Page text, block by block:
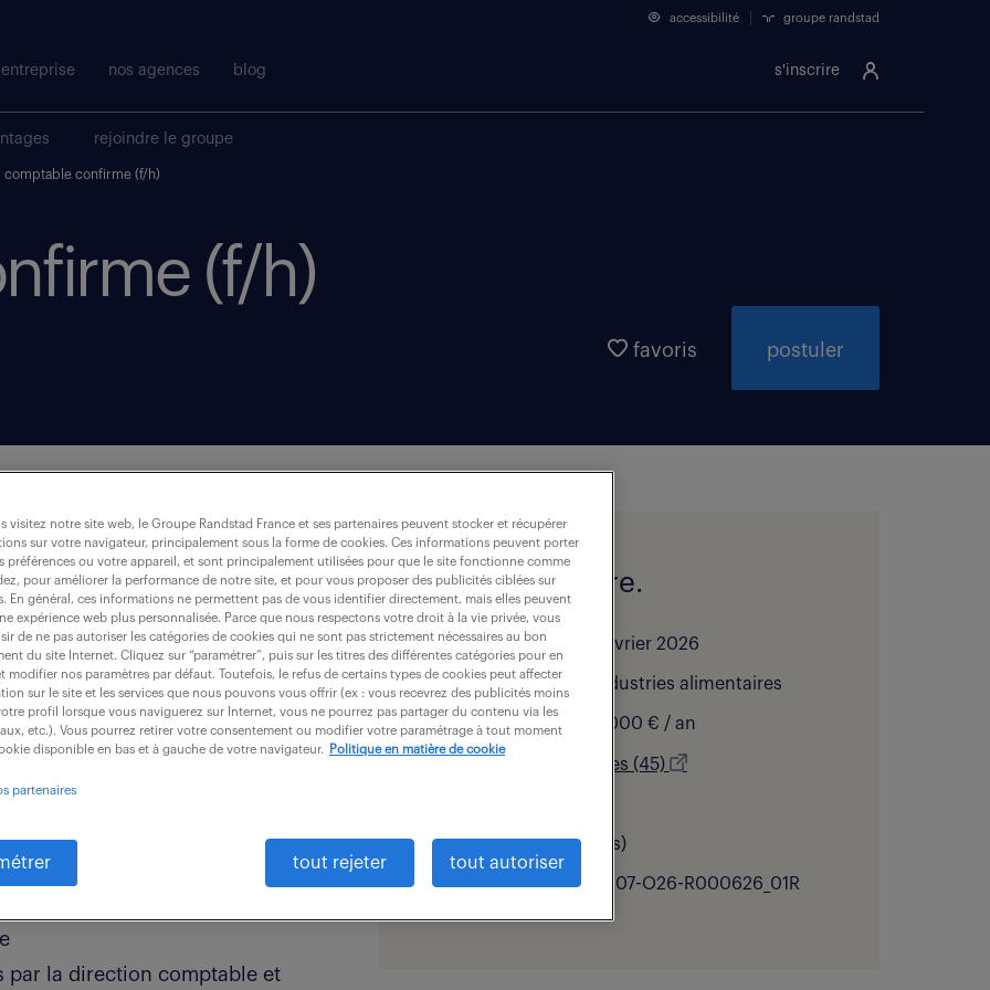
s'inscrire
accessibilité groupe randstad
entreprise nos agences blog
rejoindre le groupe
comptable confirme (f/h)
(f/h)
postuler
favoris
que Comptable (F/H) au sein
chargé(e) de gérer de manière
internes de
jusqu'aux écritures de clôture
comptable, incluant le bilan et
situations périodiques selon le
par la direction comptable et
détail de l'offre.
offre publiée le : 23 février 2026
secteur d’activité : Industries alimentaires
salaire : 35 000 - 40 000 € / an
Corbeilles (45)
expérience :5 année(s)
référence de l'offre : 307-O26-R000626_01R
visitez notre site web, le Groupe Randstad France et ses partenaires peuvent stocker et récupérer
sur votre navigateur, principalement sous la forme de cookies. Ces informations peuvent porter
préférences ou votre appareil, et sont principalement utilisées pour que le site fonctionne comme
pour améliorer la performance de notre site, et pour vous proposer des publicités ciblées sur
En général, ces informations ne permettent pas de vous identifier directement, mais elles peuvent
expérience web plus personnalisée. Parce que nous respectons votre droit à la vie privée, vous
de ne pas autoriser les catégories de cookies qui ne sont pas strictement nécessaires au bon
du site Internet. Cliquez sur “paramétrer”, puis sur les titres des différentes catégories pour en
modifier nos paramètres par défaut. Toutefois, le refus de certains types de cookies peut affecter
sur le site et les services que nous pouvons vous offrir (ex : vous recevrez des publicités moins
profil lorsque vous naviguerez sur Internet, vous ne pourrez pas partager du contenu via les
etc.). Vous pourrez retirer votre consentement ou modifier votre paramétrage à tout moment
disponible en bas et à gauche de votre navigateur.
Politique en matière de cookie
partenaires
tout rejeter tout autoriser